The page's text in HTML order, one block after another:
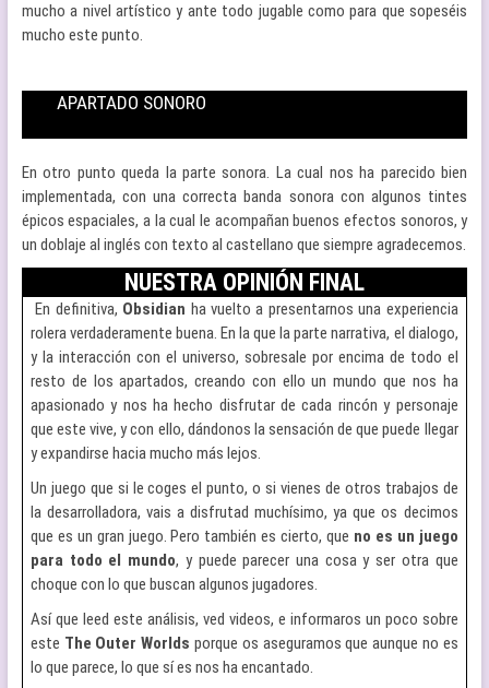
mucho a nivel artístico y ante todo jugable como para que sopeséis
mucho este punto.
APARTADO SONORO
En otro punto queda la parte sonora. La cual nos ha parecido bien
implementada, con una correcta banda sonora con algunos tintes
épicos espaciales, a la cual le acompañan buenos efectos sonoros, y
un doblaje al inglés con texto al castellano que siempre agradecemos.
NUESTRA OPINIÓN FINAL
En definitiva, Obsidian ha vuelto a presentarnos una experiencia
rolera verdaderamente buena. En la que la parte narrativa, el dialogo,
y la interacción con el universo, sobresale por encima de todo el
resto de los apartados, creando con ello un mundo que nos ha
apasionado y nos ha hecho disfrutar de cada rincón y personaje
que este vive, y con ello, dándonos la sensación de que puede llegar
y expandirse hacia mucho más lejos.
Un juego que si le coges el punto, o si vienes de otros trabajos de
la desarrolladora, vais a disfrutad muchísimo, ya que os decimos
que es un gran juego. Pero también es cierto, que no es un juego
para todo el mundo, y puede parecer una cosa y ser otra que
choque con lo que buscan algunos jugadores.
Así que leed este análisis, ved videos, e informaros un poco sobre
este The Outer Worlds porque os aseguramos que aunque no es
lo que parece, lo que sí es nos ha encantado.